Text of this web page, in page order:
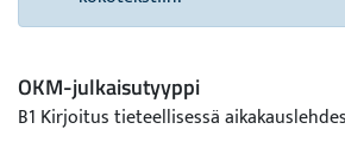
OKM-julkaisutyyppi
B1 Kirjoitus tieteellisessä